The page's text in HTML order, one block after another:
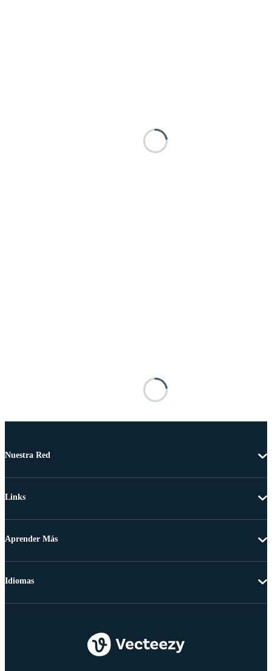
Nuestra Red
Links
Aprender Más
Idiomas